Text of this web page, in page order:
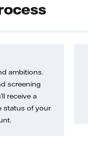
ambitions.
screening
receive a
status of your